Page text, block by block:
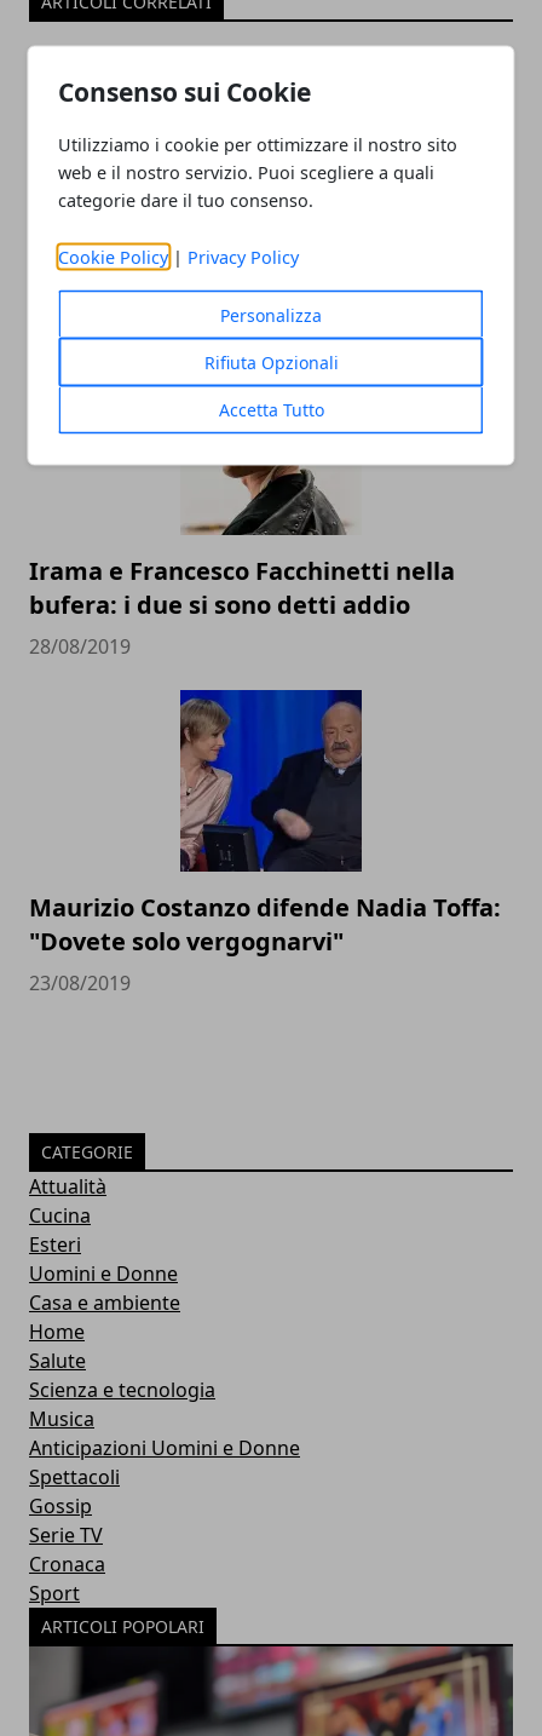
Consenso sui Cookie
Utilizziamo i cookie per ottimizzare il nostro sito
web e il nostro servizio. Puoi scegliere a quali
categorie dare il tuo consenso.
Cookie Policy | Privacy Policy
Personalizza
Rifiuta Opzionali
Accetta Tutto
Dedicare una canzone, alcuni consigli
Irama e Francesco Facchinetti nella
bufera: i due si sono detti addio
28/08/2019
Maurizio Costanzo difende Nadia Toffa:
"Dovete solo vergognarvi"
23/08/2019
CATEGORIE
Attualità
Cucina
Esteri
Uomini e Donne
Casa e ambiente
Home
Salute
Scienza e tecnologia
Musica
Anticipazioni Uomini e Donne
Spettacoli
Gossip
Serie TV
Cronaca
Sport
ARTICOLI POPOLARI